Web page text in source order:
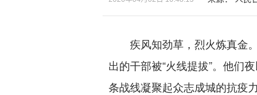
疾风知劲草，烈火炼真金。
出的干部被“火线提拔”。他们
条战线凝聚起众志成城的抗疫